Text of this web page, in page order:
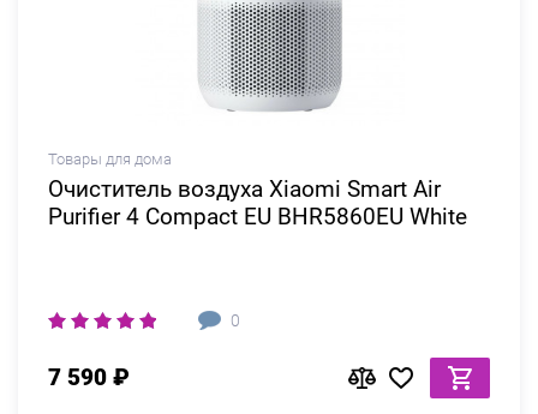
Товары для дома
Очиститель воздуха Xiaomi Smart Air
Purifier 4 Compact EU BHR5860EU White
0
7 590 ₽